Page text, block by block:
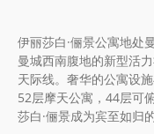
伊丽莎白·俪景公寓地处
曼城西南腹地的新型活
天际线。奢华的公寓设
52层摩天公寓，44层可
莎白·俪景成为宾至如归